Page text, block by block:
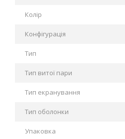
Колір
Конфігурація
Тип
Тип витої пари
Тип екранування
Тип оболонки
Упаковка